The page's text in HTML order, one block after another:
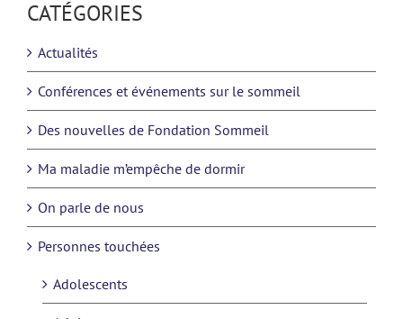
CATÉGORIES
Actualités
Conférences et événements sur le sommeil
Des nouvelles de Fondation Sommeil
Ma maladie m’empêche de dormir
On parle de nous
Personnes touchées
Adolescents